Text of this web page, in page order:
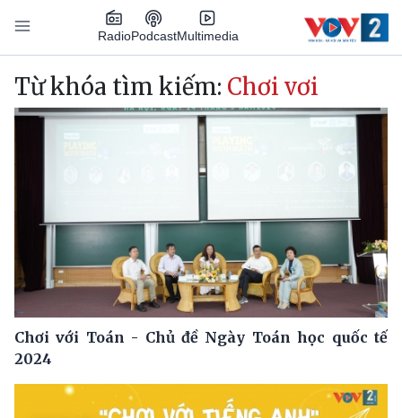
Nhảy đến nội dung
RadioPodcastMultimedia
Main navigation
Từ khóa tìm kiếm: Chơi vơi
Chơi với Toán - Chủ đề Ngày Toán học quốc tế
2024